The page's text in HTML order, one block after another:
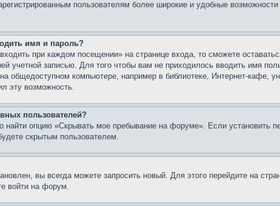
пользователям более широкие и удобные
имя и пароль?
при каждом посещении» на странице входа, то сможете
учетной записью. Для того чтобы вам не приходилось вводить имя
общедоступном компьютере, например в библиотеке, Интернет-кафе,
эту возможность.
пользователей?
найти опцию «Скрывать мое пребывание на форуме». Если установить
скрытым пользователем.
вы всегда можете запросить новый. Для этого перейдите на
войти на форум.